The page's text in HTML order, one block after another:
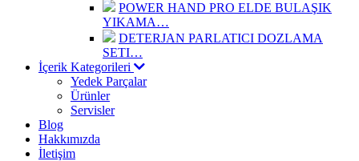
POWER HAND PRO ELDE BULAŞIK
YIKAMA…
DETERJAN PARLATICI DOZLAMA
SETI…
İçerik Kategorileri
Yedek Parçalar
Ürünler
Servisler
Blog
Hakkımızda
İletişim